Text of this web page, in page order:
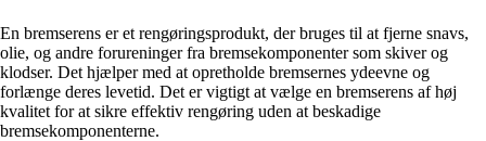
En bremserens er et rengøringsprodukt, der bruges til at fjerne snavs,
olie, og andre forureninger fra bremsekomponenter som skiver og
klodser. Det hjælper med at opretholde bremsernes ydeevne og
forlænge deres levetid. Det er vigtigt at vælge en bremserens af høj
kvalitet for at sikre effektiv rengøring uden at beskadige
bremsekomponenterne.